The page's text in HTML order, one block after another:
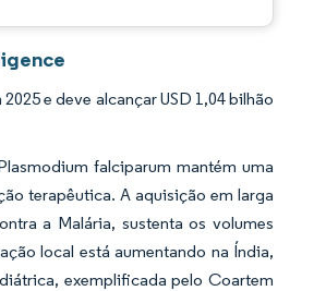
e deve alcançar USD 1,04 bilhão
falciparum mantém uma
terapêutica. A aquisição em larga
a Malária, sustenta os volumes
local está aumentando na Índia,
exemplificada pelo Coartem